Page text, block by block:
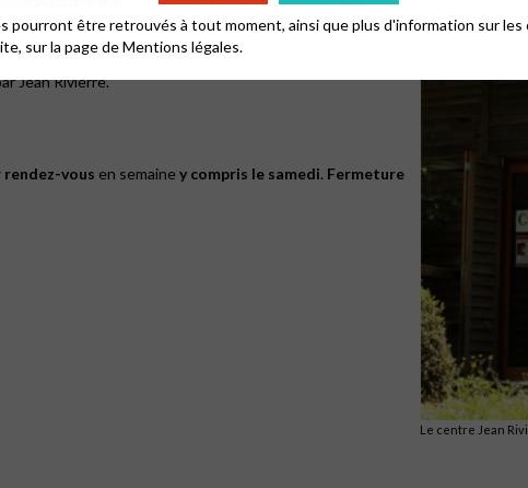
Le centre Jean
sur l’histoire protestante nationale et locale, ainsi
250 000 relevés d’actes y sont référencés. Il
Jean Rivierre.
rendez-vous en semaine y compris le samedi. Fermeture
pourront être retrouvés à tout moment, ainsi que plus d'information sur les
sur la page deMentions légales.